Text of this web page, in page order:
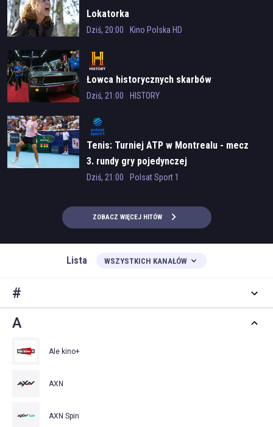
Lokatorka
Dziś, 20:00 Kino Polska HD
Łowca historycznych skarbów
Dziś, 21:00 HISTORY
Tenis: Turniej ATP w Montrealu - mecz
3. rundy gry pojedynczej
Dziś, 21:00 Polsat Sport 1
ZOBACZ WIĘCEJ HITÓW
Lista WSZYSTKICH KANAŁÓW
#
A
Ale kino+
AXN
AXN Spin